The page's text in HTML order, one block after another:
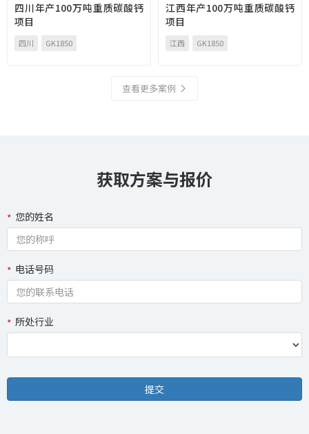
四川年产100万吨重质碳酸钙
项目
四川 GK1850
江西年产100万吨重质碳酸钙
项目
江西 GK1850
查看更多案例
获取方案与报价
您的姓名
电话号码
所处行业